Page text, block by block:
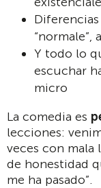
“normale”,
Y todo lo
escuchar
micro
La comedia es
lecciones:
veces con mala
de honestidad
me ha pasado”.